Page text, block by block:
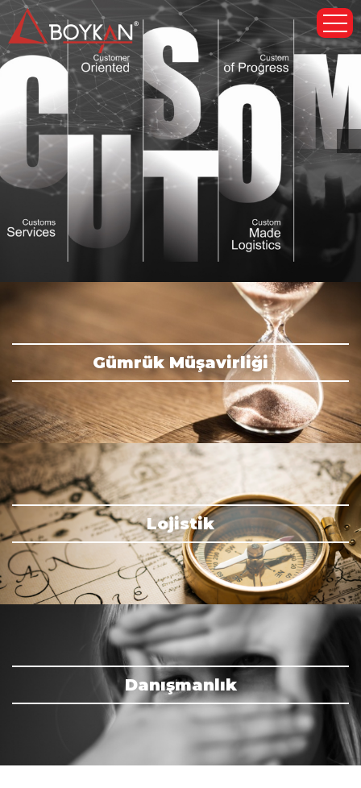
Gümrük Müşavirliği
Lojistik
Danışmanlık